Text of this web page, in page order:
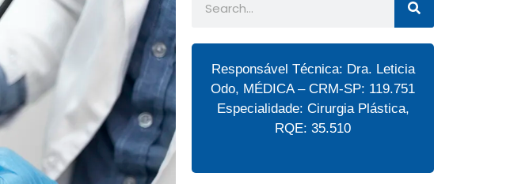
Responsável Técnica: Dra. Leticia
Odo, MÉDICA – CRM-SP: 119.751
Especialidade: Cirurgia Plástica,
RQE: 35.510